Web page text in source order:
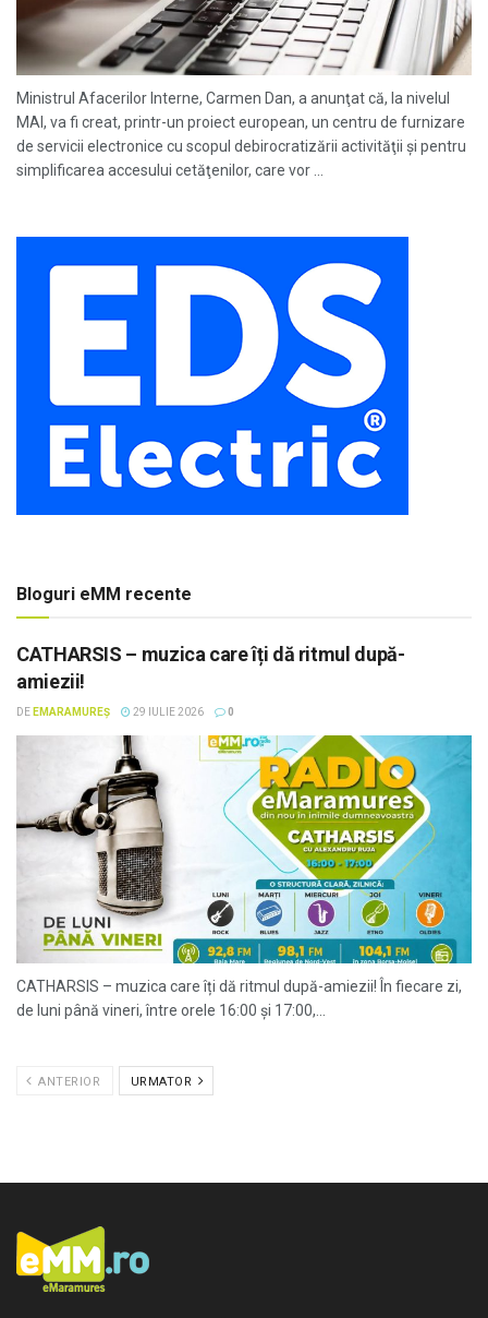
Ministrul Afacerilor Interne, Carmen Dan, a anunţat că, la nivelul
MAI, va fi creat, printr-un proiect european, un centru de furnizare
de servicii electronice cu scopul debirocratizării activităţii şi pentru
simplificarea accesului cetăţenilor, care vor ...
Bloguri eMM recente
CATHARSIS – muzica care îți dă ritmul după-
amiezii!
DE EMARAMUREȘ 29 IULIE 2026 0
CATHARSIS – muzica care îți dă ritmul după-amiezii! În fiecare zi,
de luni până vineri, între orele 16:00 și 17:00,...
ANTERIOR URMATOR